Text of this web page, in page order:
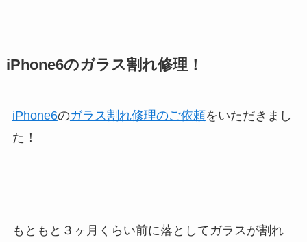
iPhone6のガラス割れ修理！
iPhone6のガラス割れ修理のご依頼をいただきまし
た！
もともと３ヶ月くらい前に落としてガラスが割れ